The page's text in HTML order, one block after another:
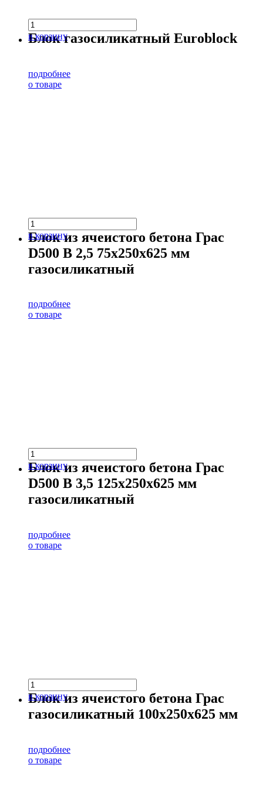
в корзину
Блок газосиликатный Euroblock
подробнее
о товаре
в корзину
Блок из ячеистого бетона Грас
D500 В 2,5 75х250х625 мм
газосиликатный
подробнее
о товаре
в корзину
Блок из ячеистого бетона Грас
D500 В 3,5 125х250х625 мм
газосиликатный
подробнее
о товаре
в корзину
Блок из ячеистого бетона Грас
газосиликатный 100х250х625 мм
подробнее
о товаре